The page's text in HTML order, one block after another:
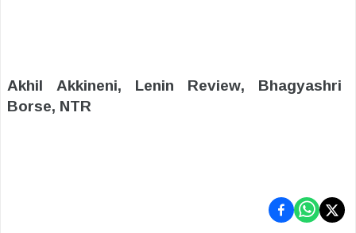
Akhil Akkineni, Lenin Review, Bhagyashri
Borse, NTR